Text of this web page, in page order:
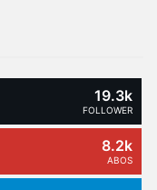
19.3k
FOLLOWER
8.2k
ABOS